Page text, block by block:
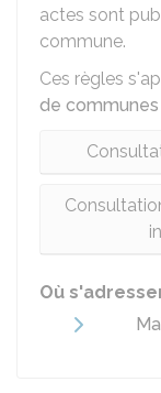
actes sont
commune.
Ces règles
de communes
Où